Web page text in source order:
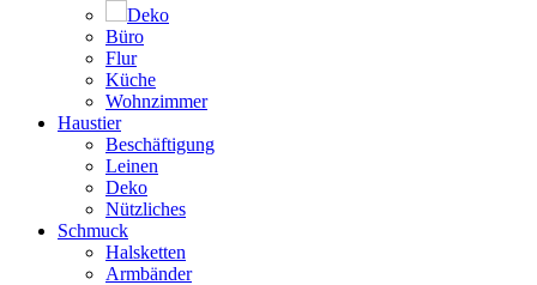
Deko
Büro
Flur
Küche
Wohnzimmer
Haustier
Beschäftigung
Leinen
Deko
Nützliches
Schmuck
Halsketten
Armbänder